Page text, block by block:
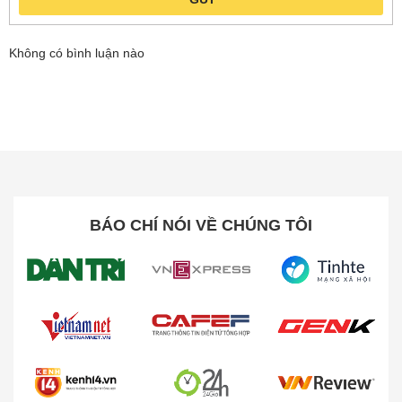
sợi fiber và các răng cao su hình chữ V đan xen. Nhờ
thu gom, dẫn hướng và tách rời ngay trong quá trình
chổi. Với tỷ lệ tóc rối gần như bằng 0%, việc vệ sinh
và bảo trì máy hút bụi cầm tay chưa bao giờ trở nên
đơn giản đến vậy.
Không có bình luận nào
BÁO CHÍ NÓI VỀ CHÚNG TÔI